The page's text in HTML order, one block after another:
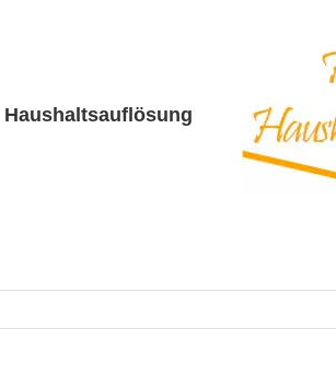
Haushaltsauflösung